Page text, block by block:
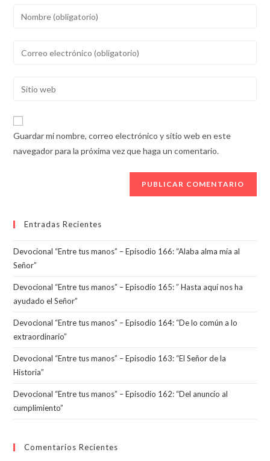
de
para
comentar
de
electrónico
para
comentar
URL
de
Guardar mi nombre, correo electrónico y sitio web en este
navegador para la próxima vez que haga un comentario.
Entradas Recientes
Devocional “Entre tus manos” – Episodio 166: “Alaba alma mía al
Señor”
Devocional “Entre tus manos” – Episodio 165: ” Hasta aquí nos ha
ayudado el Señor”
Devocional “Entre tus manos” – Episodio 164: “De lo común a lo
extraordinario”
Devocional “Entre tus manos” – Episodio 163: “El Señor de la
Historia”
Devocional “Entre tus manos” – Episodio 162: “Del anuncio al
cumplimiento”
Comentarios Recientes